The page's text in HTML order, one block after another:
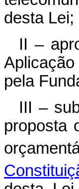
desta Lei;
II –
pela
III –
proposta